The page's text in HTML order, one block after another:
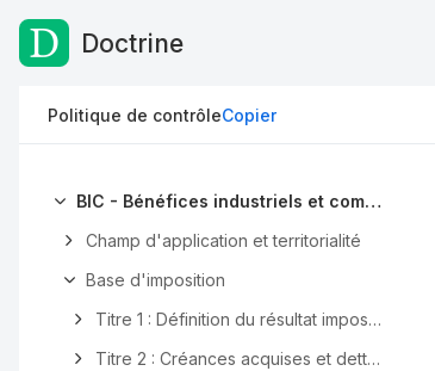
Passer au contenu
Doctrine
Politique de contrôleCopier
BIC - Bénéfices industriels et commerciaux
Champ d'application et territorialité
Base d'imposition
Titre 1 : Définition du résultat imposable
Titre 2 : Créances acquises et dettes certaines